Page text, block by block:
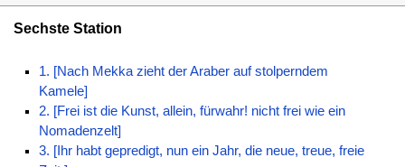
Sechste Station
1. [Nach Mekka zieht der Araber auf stolperndem
Kamele]
2. [Frei ist die Kunst, allein, fürwahr! nicht frei wie ein
Nomadenzelt]
3. [Ihr habt gepredigt, nun ein Jahr, die neue, treue, freie